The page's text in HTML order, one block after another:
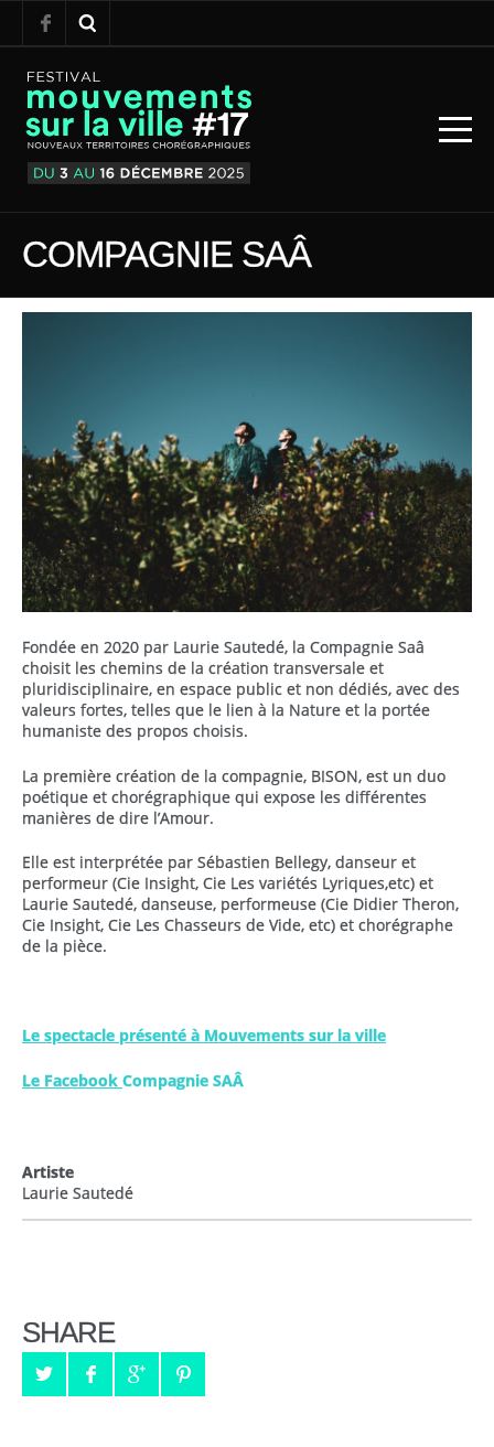
COMPAGNIE SAÂ
Fondée en 2020 par Laurie Sautedé, la Compagnie Saâ
choisit les chemins de la création transversale et
pluridisciplinaire, en espace public et non dédiés, avec des
valeurs fortes, telles que le lien à la Nature et la portée
humaniste des propos choisis.
La première création de la compagnie, BISON, est un duo
poétique et chorégraphique qui expose les différentes
manières de dire l’Amour.
Elle est interprétée par Sébastien Bellegy, danseur et
performeur (Cie Insight, Cie Les variétés Lyriques,etc) et
Laurie Sautedé, danseuse, performeuse (Cie Didier Theron,
Cie Insight, Cie Les Chasseurs de Vide, etc) et chorégraphe
de la pièce.
Le spectacle présenté à Mouvements sur la ville
Le Facebook Compagnie SAÂ
Artiste
Laurie Sautedé
SHARE